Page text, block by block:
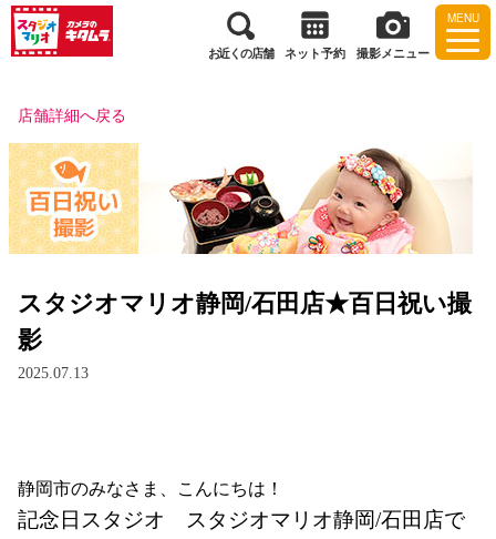
MENU
お近くの店舗 ネット予約 撮影メニュー
店舗詳細へ戻る
スタジオマリオ静岡/石田店★百日祝い撮
影
2025.07.13
静岡市のみなさま、こんにちは！
記念日スタジオ
スタジオマリオ静岡/石田店で